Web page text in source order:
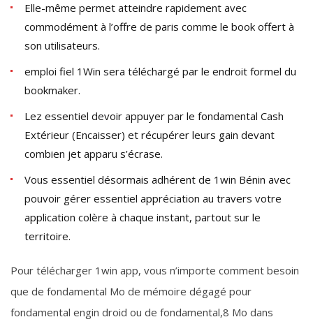
Elle-même permet atteindre rapidement avec
commodément à l’offre de paris comme le book offert à
son utilisateurs.
emploi fiel 1Win sera téléchargé par le endroit formel du
bookmaker.
Lez essentiel devoir appuyer par le fondamental Cash
Extérieur (Encaisser) et récupérer leurs gain devant
combien jet apparu s’écrase.
Vous essentiel désormais adhérent de 1win Bénin avec
pouvoir gérer essentiel appréciation au travers votre
application colère à chaque instant, partout sur le
territoire.
Pour télécharger 1win app, vous n’importe comment besoin
que de fondamental Mo de mémoire dégagé pour
fondamental engin droid ou de fondamental,8 Mo dans